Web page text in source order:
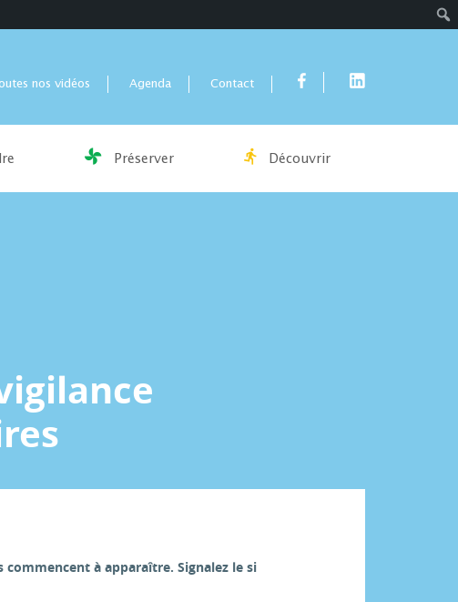
nos vidéos Agenda Contact
Préserver Découvrir
à apparaître. Signalez le si